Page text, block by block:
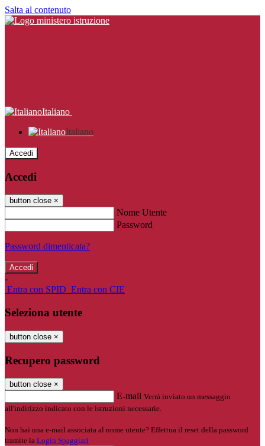
Salta al contenuto
Italiano
Italiano
Accedi
Accedi
button close ×
Nome Utente
Password
Password dimenticata?
-
Entra con SPID Entra con CIE
Seleziona utente
button close ×
Recupero password
button close ×
E-mail Verrà inviato un messaggio
all'indirizzo indicato con le istruzioni necessarie.
Non hai una e-mail associata al nome utente? Effettua il reset della password
tramite la Login Spaggiari